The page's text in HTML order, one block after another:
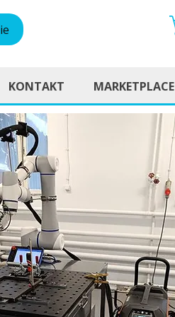
KONTAKT MARKETPLACE